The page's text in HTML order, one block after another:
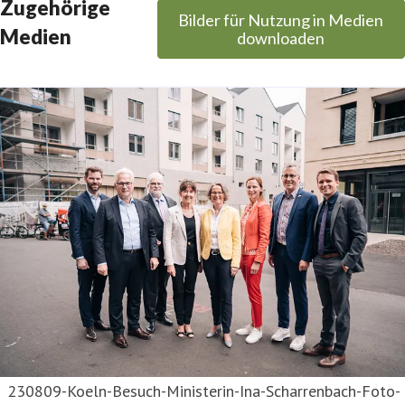
Werkstudentin Kommunikation
02571 81-511
Zugehörige
Medien
Bilder für Nutzung in Medien
downloaden
230809-Koeln-Besuch-Ministerin-Ina-Scharrenbach-Foto-